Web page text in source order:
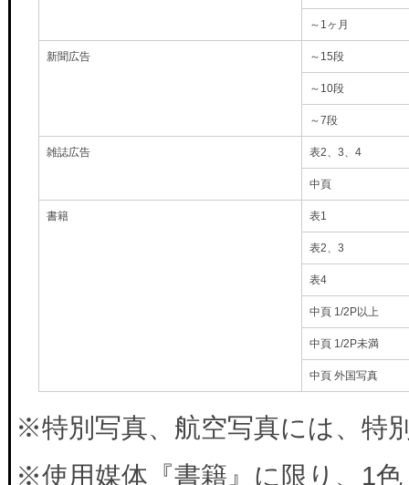
～1ヶ月
新聞広告 ～15段
～10段
～7段
雑誌広告 表2、3、4
中頁
書籍 表1
表2、3
表4
中頁 1/2P以上
中頁 1/2P未満
中頁 外国写真
※特別写真、航空写真には、特
※使用媒体『書籍』に限り、1